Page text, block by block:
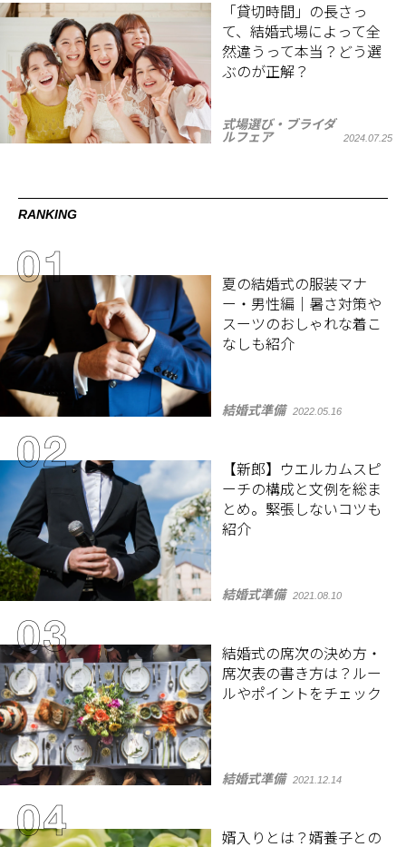
「貸切時間」の長さっ
て、結婚式場によって全
然違うって本当？どう選
ぶのが正解？
式場選び・ブライダ
ルフェア
2024.07.25
RANKING
夏の結婚式の服装マナ
ー・男性編｜暑さ対策や
スーツのおしゃれな着こ
なしも紹介
結婚式準備 2022.05.16
【新郎】ウエルカムスピ
ーチの構成と文例を総ま
とめ。緊張しないコツも
紹介
結婚式準備 2021.08.10
結婚式の席次の決め方・
席次表の書き方は？ルー
ルやポイントをチェック
結婚式準備 2021.12.14
婿入りとは？婿養子との